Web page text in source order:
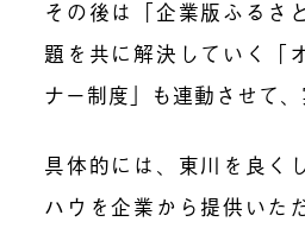
その後は「企業版ふるさ
題を共に解決していく「
ナー制度」も連動させて、
具体的には、東川を良く
ハウを企業から提供いた